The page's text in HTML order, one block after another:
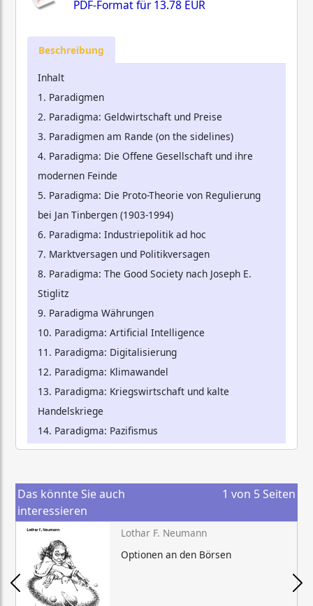
PDF-Format für13.78 EUR
Beschreibung
Inhalt
1. Paradigmen
2. Paradigma: Geldwirtschaft und Preise
3. Paradigmen am Rande (on the sidelines)
4. Paradigma: Die Offene Gesellschaft und ihre
modernen Feinde
5. Paradigma: Die Proto-Theorie von Regulierung
bei Jan Tinbergen (1903-1994)
6. Paradigma: Industriepolitik ad hoc
7. Marktversagen und Politikversagen
8. Paradigma: The Good Society nach Joseph E.
Stiglitz
9. Paradigma Währungen
10. Paradigma: Artificial Intelligence
11. Paradigma: Digitalisierung
12. Paradigma: Klimawandel
13. Paradigma: Kriegswirtschaft und kalte
Handelskriege
14. Paradigma: Pazifismus
Das könnte Sie auch
interessieren
1 von 5 Seiten
Lothar F. Neumann
Optionen an den Börsen